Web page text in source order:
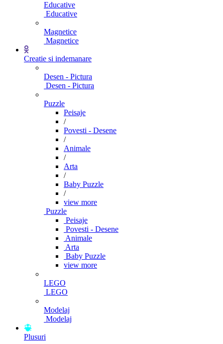
Educative
Educative
Magnetice
Magnetice
Creatie si indemanare
Desen - Pictura
Desen - Pictura
Puzzle
Peisaje
/
Povesti - Desene
/
Animale
/
Arta
/
Baby Puzzle
/
view more
Puzzle
Peisaje
Povesti - Desene
Animale
Arta
Baby Puzzle
view more
LEGO
LEGO
Modelaj
Modelaj
Plusuri